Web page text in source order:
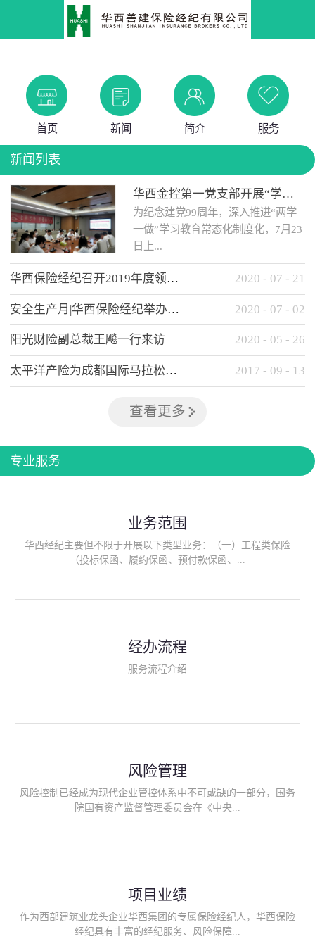
首页 新闻 简介 服务
新闻列表
华西金控第一党支部开展“学党史 知党情 做合格党员”主题教育工作会
为纪念建党99周年，深入推进“两学
一做”学习教育常态化制度化，7月23
日上...
午，华西金控第一党支部举办了“学
党史、知党情、...
华西保险经纪召开2019年度领导班子述职考核工作会 2020 - 07 - 21
安全生产月|华西保险经纪举办应急消防安全知识培训 2020 - 07 - 02
阳光财险副总裁王飚一行来访 2020 - 05 - 26
太平洋产险为成都国际马拉松提供全方位保险保障 2017 - 09 - 13
查看更多
专业服务
业务范围
华西经纪主要但不限于开展以下类型业务：（一）工程类保险
（投标保函、履约保函、预付款保函、...
险、政府公共安全责任保险/自然灾害公众责任保险、精神病监护
人责任险、首台套/首版次保险、科技保险等）；（三）传统财产
险产品；（六）保险招投标业务。随着业务的开展，华西经纪会
供专业、优质的保险经纪服务。
经办流程
服务流程介绍
风险管理
风险控制已经成为现代企业管控体系中不可或缺的一部分，国务
院国有资产监督管理委员会在《中央...
能够为客户降低风险管理成本，提高经营效率；能够为企业提供
从风险评估、风险分析、风险防范、风险转移到灾后防损、索赔
等全方位、全过程、专家式的服务，拓展和深化由保险公司提供
项目业绩
作为西部建筑业龙头企业华西集团的专属保险经纪人，华西保险
经纪具有丰富的经纪服务、风险保障...